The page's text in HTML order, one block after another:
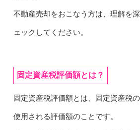
不動産売却をおこなう方は、理解を
ェックしてください。
固定資産税評価額とは？
固定資産税評価額とは、固定資産税
使用される評価額のことです。